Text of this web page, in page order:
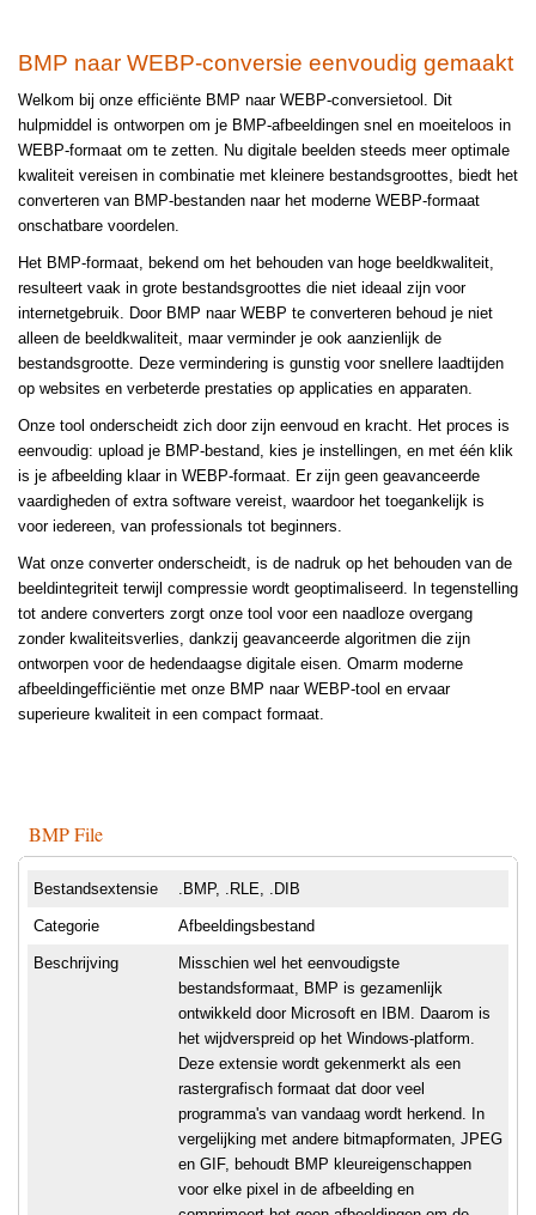
BMP naar WEBP-conversie eenvoudig gemaakt
Welkom bij onze efficiënte BMP naar WEBP-conversietool. Dit
hulpmiddel is ontworpen om je BMP-afbeeldingen snel en moeiteloos in
WEBP-formaat om te zetten. Nu digitale beelden steeds meer optimale
kwaliteit vereisen in combinatie met kleinere bestandsgroottes, biedt het
converteren van BMP-bestanden naar het moderne WEBP-formaat
onschatbare voordelen.
Het BMP-formaat, bekend om het behouden van hoge beeldkwaliteit,
resulteert vaak in grote bestandsgroottes die niet ideaal zijn voor
internetgebruik. Door BMP naar WEBP te converteren behoud je niet
alleen de beeldkwaliteit, maar verminder je ook aanzienlijk de
bestandsgrootte. Deze vermindering is gunstig voor snellere laadtijden
op websites en verbeterde prestaties op applicaties en apparaten.
Onze tool onderscheidt zich door zijn eenvoud en kracht. Het proces is
eenvoudig: upload je BMP-bestand, kies je instellingen, en met één klik
is je afbeelding klaar in WEBP-formaat. Er zijn geen geavanceerde
vaardigheden of extra software vereist, waardoor het toegankelijk is
voor iedereen, van professionals tot beginners.
Wat onze converter onderscheidt, is de nadruk op het behouden van de
beeldintegriteit terwijl compressie wordt geoptimaliseerd. In tegenstelling
tot andere converters zorgt onze tool voor een naadloze overgang
zonder kwaliteitsverlies, dankzij geavanceerde algoritmen die zijn
ontworpen voor de hedendaagse digitale eisen. Omarm moderne
afbeeldingefficiëntie met onze BMP naar WEBP-tool en ervaar
superieure kwaliteit in een compact formaat.
BMP File
Bestandsextensie .BMP, .RLE, .DIB
Categorie Afbeeldingsbestand
Beschrijving
Misschien wel het eenvoudigste
bestandsformaat, BMP is gezamenlijk
ontwikkeld door Microsoft en IBM. Daarom is
het wijdverspreid op het Windows-platform.
Deze extensie wordt gekenmerkt als een
rastergrafisch formaat dat door veel
programma's van vandaag wordt herkend. In
vergelijking met andere bitmapformaten, JPEG
en GIF, behoudt BMP kleureigenschappen
voor elke pixel in de afbeelding en